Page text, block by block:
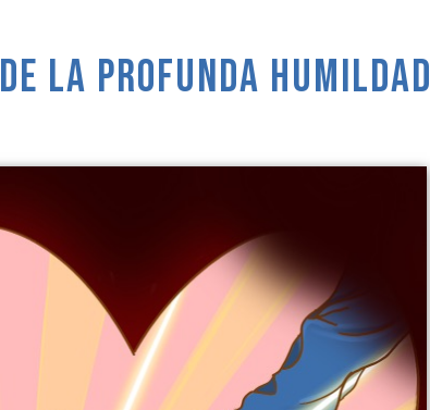
la profunda humildad